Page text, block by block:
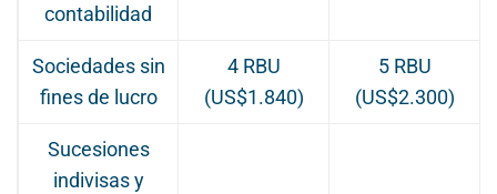
contabilidad
Sociedades sin
fines de lucro
4 RBU
(US$1.840)
5 RBU
(US$2.300)
Sucesiones
indivisas y